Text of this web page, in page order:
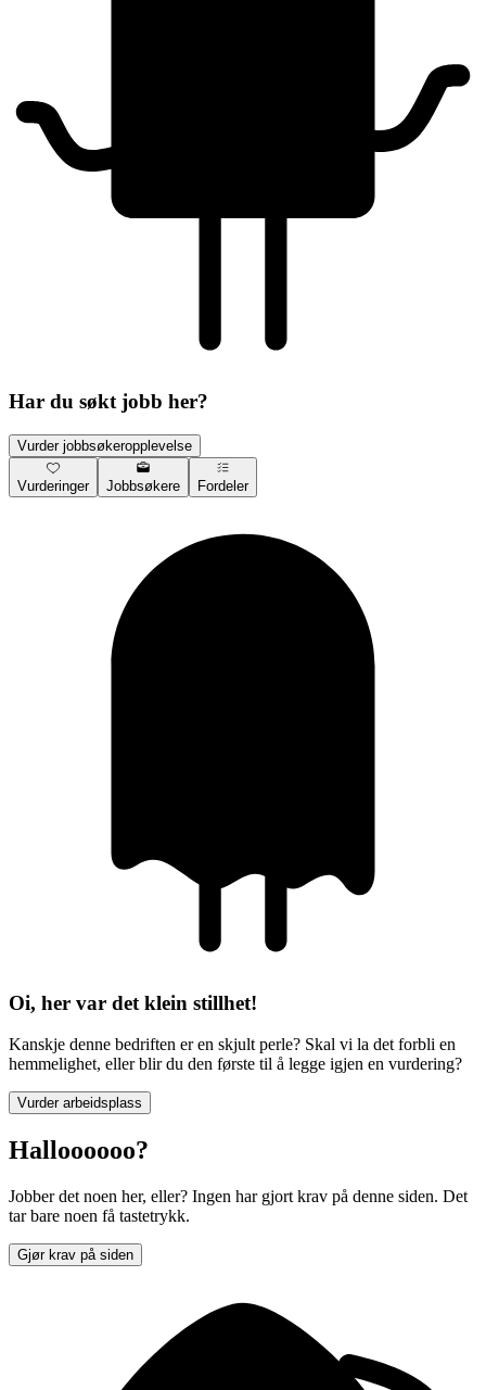
Har du søkt jobb her?
Vurder jobbsøkeropplevelse
Vurderinger Jobbsøkere Fordeler
Oi, her var det klein stillhet!
Kanskje denne bedriften er en skjult perle? Skal vi la det forbli en
hemmelighet, eller blir du den første til å legge igjen en vurdering?
Vurder arbeidsplass
Halloooooo?
Jobber det noen her, eller? Ingen har gjort krav på denne siden. Det
tar bare noen få tastetrykk.
Gjør krav på siden